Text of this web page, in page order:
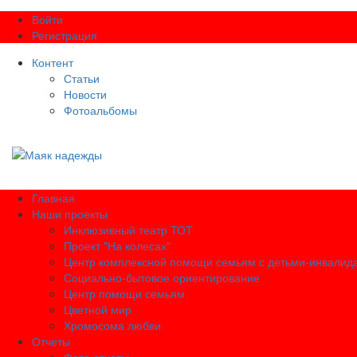
Войти
Регистрация
Контент
Статьи
Новости
Фотоальбомы
Главная
Наши проекты
Инклюзивный театр ТОТ
Проект "На колесах"
Центр комплексной помощи семьям с детьми-
Социально-бытовое ориентирование
Центр помощи семьям
Цветной мир
Хромосома любви
Отчеты